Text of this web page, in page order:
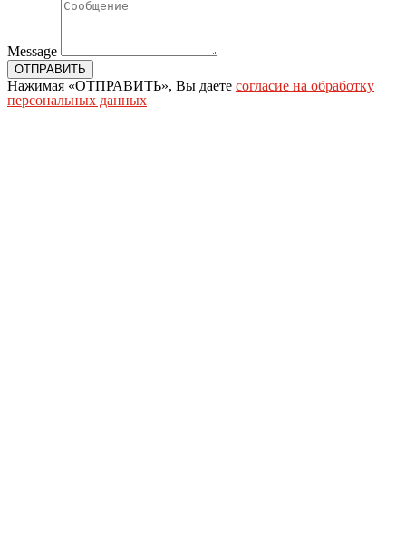
Message
ОТПРАВИТЬ
Нажимая «ОТПРАВИТЬ», Вы даете согласие на обработку
персональных данных